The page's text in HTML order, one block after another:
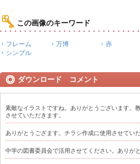
この画像のキーワード
フレーム 万博 赤
シンプル
ダウンロード コメント
素敵なイラストですね。ありがとうございます。
させていただきます。
ありがとうござます。チラシ作成に使用させていた
中学の図書委員会で活用させてください。ありが